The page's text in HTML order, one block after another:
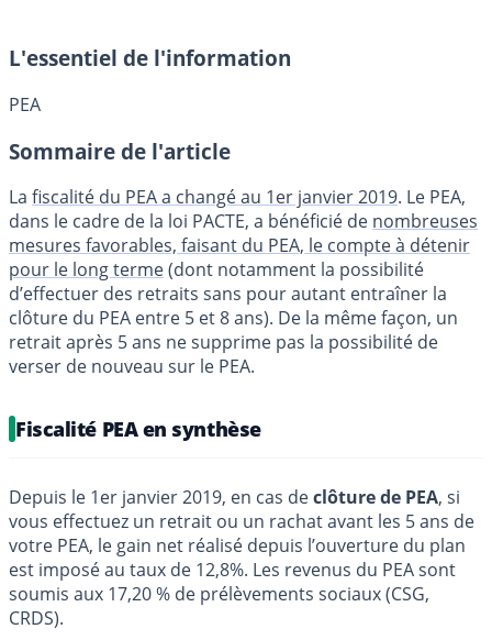
L'essentiel de l'information
PEA
Sommaire de l'article
La fiscalité du PEA a changé au 1er janvier 2019. Le PEA,
dans le cadre de la loi PACTE, a bénéficié de nombreuses
mesures favorables, faisant du PEA, le compte à détenir
pour le long terme(dont notamment la possibilité
d’effectuer des retraits sans pour autant entraîner la
clôture du PEA entre 5 et 8 ans). De la même façon, un
retrait après 5 ans ne supprime pas la possibilité de
verser de nouveau sur le PEA.
Fiscalité PEA en synthèse
Depuis le 1er janvier 2019, en cas declôture de PEA, si
vous effectuez un retrait ou un rachat avant les 5 ans de
votre PEA, le gain net réalisé depuis l’ouverture du plan
est imposé au taux de 12,8%. Les revenus du PEA sont
soumis aux 17,20 % de prélèvements sociaux (CSG,
CRDS).